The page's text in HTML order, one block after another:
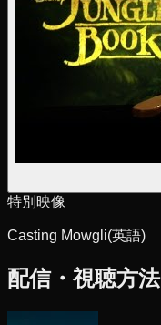
特別映像
Casting Mowgli(英語)
配信・視聴方法